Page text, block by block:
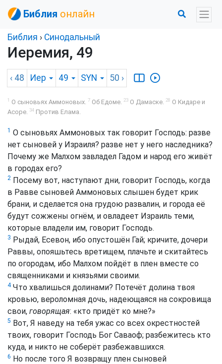
Библия онлайн
Библия › Синодальный
Иеремия, 49
‹ 48 Иер 49 SYN 50 ›
1 О сыновьях Аммоновых. 7 Об Едоме. 23 О Дамаске. 28 О Кидаре и
Асоре. 34 Против Елама.
1 О сыновьях Аммоновых так говорит Господь: разве
нет сыновей у Израиля? разве нет у него наследника?
Почему же Малхом завладел Гадом и народ его живёт
в городах его?
2 Посему вот, наступают дни, говорит Господь, когда
в Равве сыновей Аммоновых слышен будет крик
брани, и сделается она грудою развалин, и города её
будут сожжены огнём, и овладеет Израиль теми,
которые владели им, говорит Господь.
3 Рыдай, Есевон, ибо опустошён Гай; кричите, дочери
Раввы, опояшьтесь вретищем, плачьте и скитайтесь
по огородам, ибо Малхом пойдёт в плен вместе со
священниками и князьями своими.
4Что хвалишься долинами? Потечёт долина твоя
кровью, вероломная дочь, надеющаяся на сокровища
свои, говорящая: «кто придёт ко мне?»
5 Вот, Я наведу на тебя ужас со всех окрестностей
твоих, говорит Господь Бог Саваоф; разбежитесь кто
куда, и никто не соберёт разбежавшихся.
6 Но после того Я возвращу плен сыновей